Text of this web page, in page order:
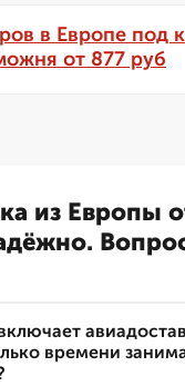
в Европе под
от 877 руб
из Европы
времени